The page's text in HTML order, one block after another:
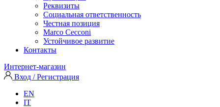
Реквизиты
Социальная ответственность
Честная позиция
Marco Cecconi
Устойчивое развитие
Контакты
Интернет-магазин
Вход / Регистрация
EN
IT